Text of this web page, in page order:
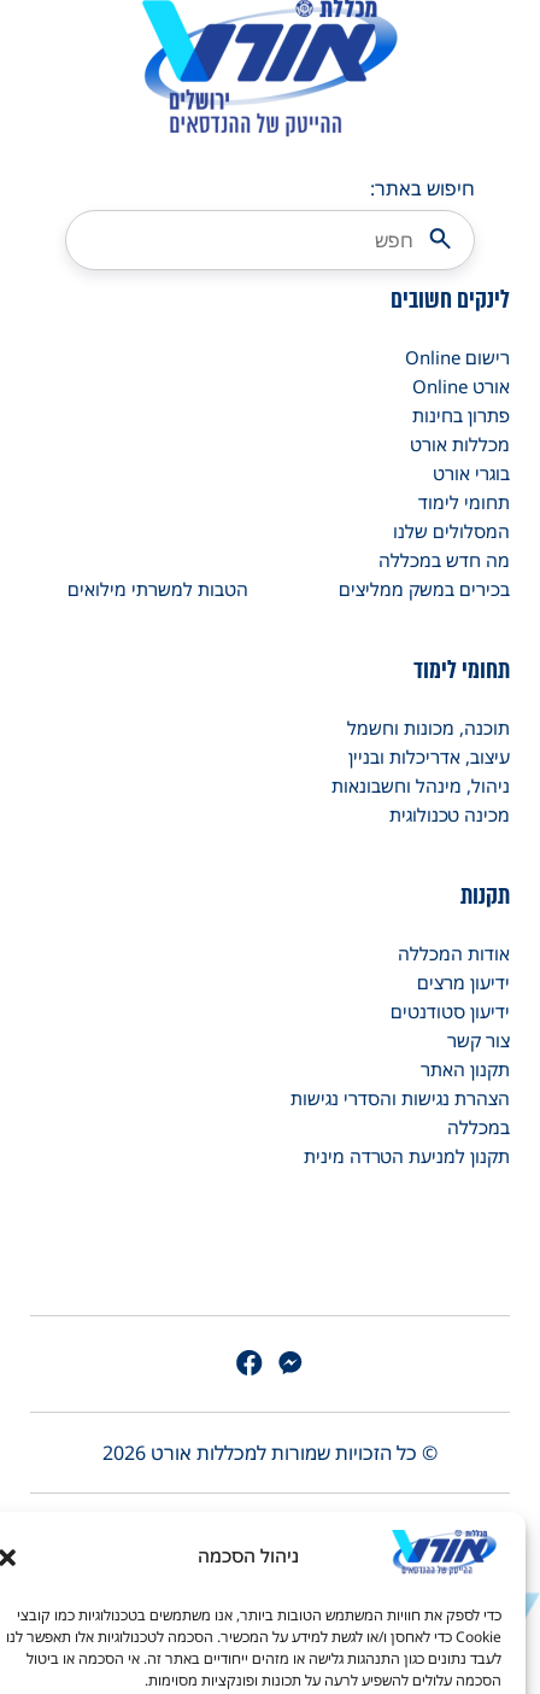
ניהול הסכמה
כדי לספק את חוויות המשתמש הטובות ביותר, אנו משתמשים בטכנולוגיות כמו קובצי
Cookie כדי לאחסן ו/או לגשת למידע על המכשיר. הסכמה לטכנולוגיות אלו תאפשר לנו
לעבד נתונים כגון התנהגות גלישה או מזהים ייחודיים באתר זה. אי הסכמה או ביטול
הסכמה עלולים להשפיע לרעה על תכונות ופונקציות מסוימות.
חיפוש באתר:
לינקים חשובים
רישום Online
אורט Online
פתרון בחינות
מכללות אורט
בוגרי אורט
תחומי לימוד
המסלולים שלנו
מה חדש במכללה
בכירים במשק ממליצים
הטבות למשרתי מילואים
תחומי לימוד
תוכנה, מכונות וחשמל
עיצוב, אדריכלות ובניין
ניהול, מינהל וחשבונאות
מכינה טכנולוגית
תקנות
אודות המכללה
ידיעון מרצים
ידיעון סטודנטים
צור קשר
תקנון האתר
הצהרת נגישות והסדרי נגישות
במכללה
תקנון למניעת הטרדה מינית
© כל הזכויות שמורות למכללות אורט 2026
joc@ort.org.il
טקסט
טקסט